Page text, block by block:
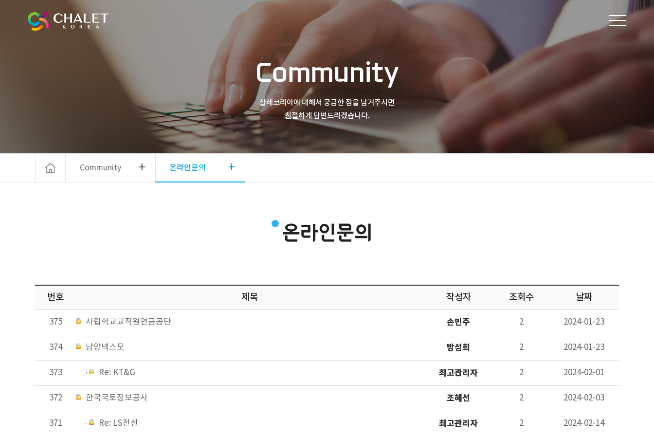
Community
샬레코리아에 대해서 궁금한 점을 남겨주시면
친절하게 답변드리겠습니다.
Community + 온라인문의 +
온라인문의
번호 제목 작성자 조회수 날짜
375 사립학교교직원연금공단 손민주 2 2024-01-23
374 남양넥스모 방성희 2 2024-01-23
373 Re: KT&G 최고관리자 2 2024-02-01
372 한국국토정보공사 조혜선 2 2024-02-03
371 Re: LS전선 최고관리자 2 2024-02-14